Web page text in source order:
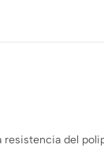
del